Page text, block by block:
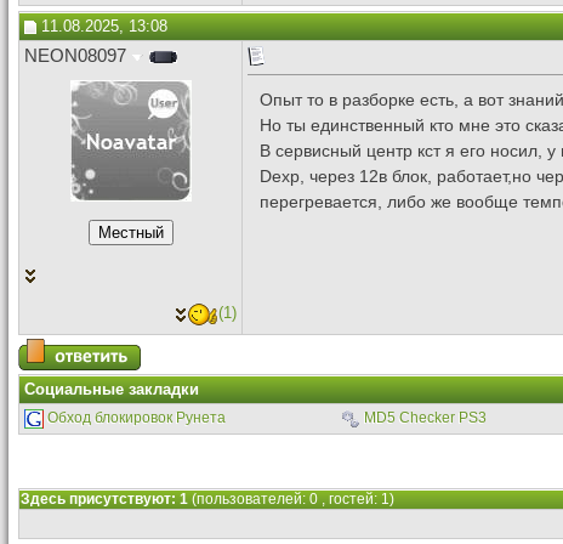
11.08.2025, 13:08
NEON08097
Опыт то в разборке есть, а вот
Но ты единственный кто мне это
В сервисный центр кст я его носил,
Dexp, через 12в блок, работает,но
перегревается, либо же вообще
(1)
Социальные закладки
Обход блокировок Рунета MD5 Checker PS3
Здесь присутствуют: 1 (пользователей: 0 , гостей: 1)